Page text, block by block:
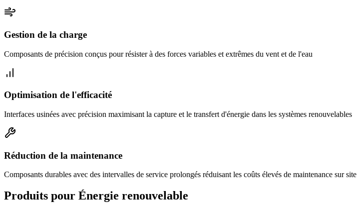
Gestion de la charge
Composants de précision conçus pour résister à des forces variables et extrêmes du vent et de l'eau
Optimisation de l'efficacité
Interfaces usinées avec précision maximisant la capture et le transfert d'énergie dans les systèmes renouvelables
Réduction de la maintenance
Composants durables avec des intervalles de service prolongés réduisant les coûts élevés de maintenance sur site
Produits pour Énergie renouvelable